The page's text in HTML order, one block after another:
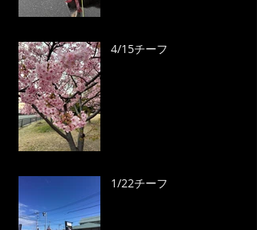
4/15チーフ
1/22チーフ